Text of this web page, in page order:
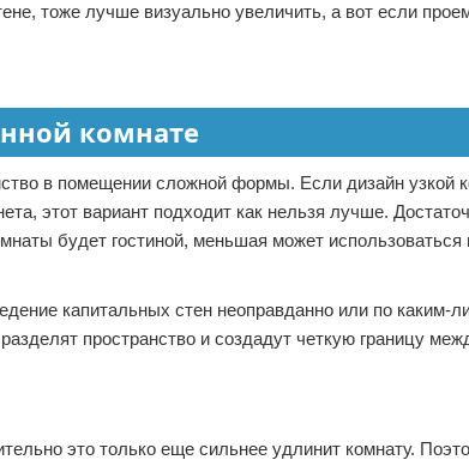
тоже лучше визуально увеличить, а вот если
комнате
в помещении сложной формы. Если дизайн узкой
этот вариант подходит как нельзя лучше.
будет гостиной, меньшая может использоваться
капитальных стен неоправданно или по каким-
пространство и создадут четкую границу
это только еще сильнее удлинит комнату.